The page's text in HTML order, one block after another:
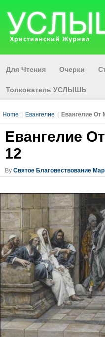
Для Чтения Очерки
Толкователь УСЛЫШЬ
Home Евангелие Евангелие От
Евангелие
12
By Святое Благовествование